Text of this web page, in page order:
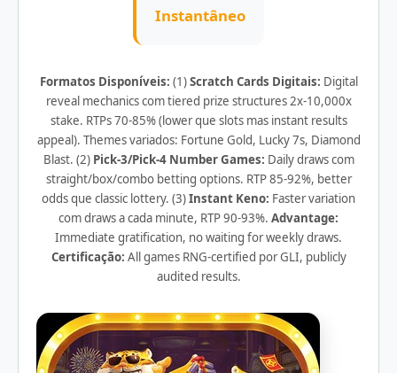
Instantâneo
Formatos Disponíveis: (1)Scratch Cards Digitais: Digital
reveal mechanics com tiered prize structures 2x-10,000x
stake. RTPs 70-85% (lower que slots mas instant results
appeal). Themes variados: Fortune Gold, Lucky 7s, Diamond
Blast. (2) Pick-3/Pick-4 Number Games: Daily draws com
straight/box/combo betting options. RTP 85-92%, better
odds que classic lottery. (3)Instant Keno: Faster variation
com draws a cada minute, RTP 90-93%. Advantage:
Immediate gratification, no waiting for weekly draws.
Certificação: All games RNG-certified por GLI, publicly
audited results.